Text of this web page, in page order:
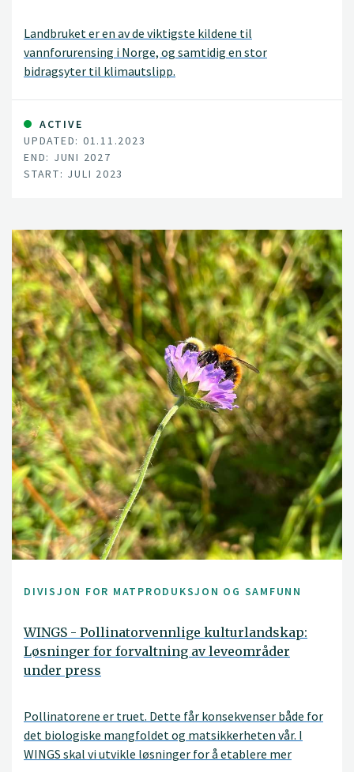
Landbruket er en av de viktigste kildene til
vannforurensing i Norge, og samtidig en stor
bidragsyter til klimautslipp.
ACTIVE
UPDATED: 01.11.2023
END: JUNI 2027
START: JULI 2023
DIVISJON FOR MATPRODUKSJON OG SAMFUNN
WINGS - Pollinatorvennlige kulturlandskap:
Løsninger for forvaltning av leveområder
under press
Pollinatorene er truet. Dette får konsekvenser både for
det biologiske mangfoldet og matsikkerheten vår. I
WINGS skal vi utvikle løsninger for å etablere mer